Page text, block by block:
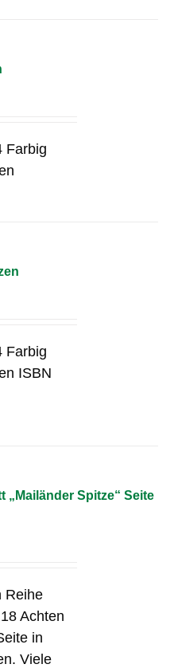
Farbig
Farbig
ISBN
„Mailänder Spitze“ Seite
Reihe
Achten
in
Viele